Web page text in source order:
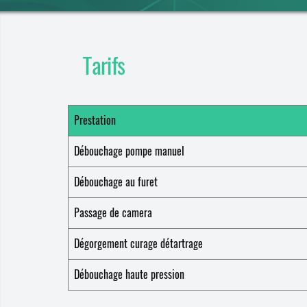
Tarifs
Prestation
Débouchage pompe manuel
Débouchage au furet
Passage de camera
Dégorgement curage détartrage
Débouchage haute pression